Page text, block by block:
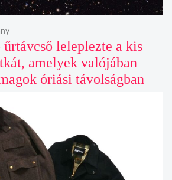
űrtávcső leleplezte a kis
amelyek valójában
óriási távolságban